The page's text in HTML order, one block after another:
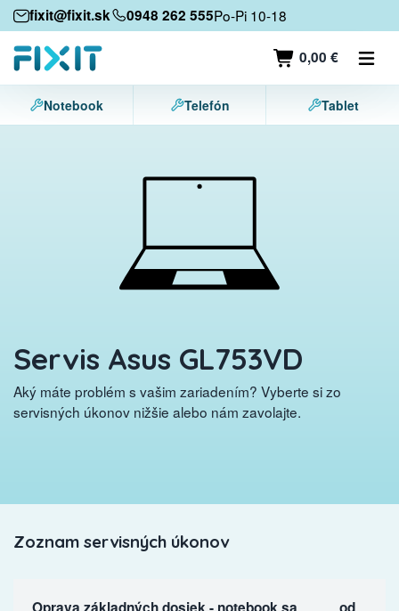
fixit@fixit.sk 0948 262 555Po-Pi 10-18
0,00 €
Mobilné zariadenia
Mobilné telefóny
Tablety
Notebook Telefón Tablet
Servis Asus GL753VD
Aký máte problém s vašim zariadením? Vyberte si zo
servisných úkonov nižšie alebo nám zavolajte.
Zoznam servisných úkonov